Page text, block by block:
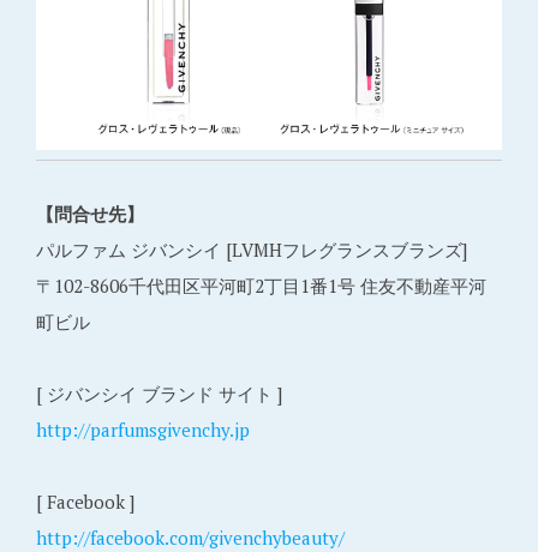
【問合せ先】
パルファム ジバンシイ [LVMHフレグランスブランズ]
〒102-8606千代田区平河町2丁目1番1号 住友不動産平河
町ビル
[ ジバンシイ ブランド サイト ]
http://parfumsgivenchy.jp
[ Facebook ]
http://facebook.com/givenchybeauty/